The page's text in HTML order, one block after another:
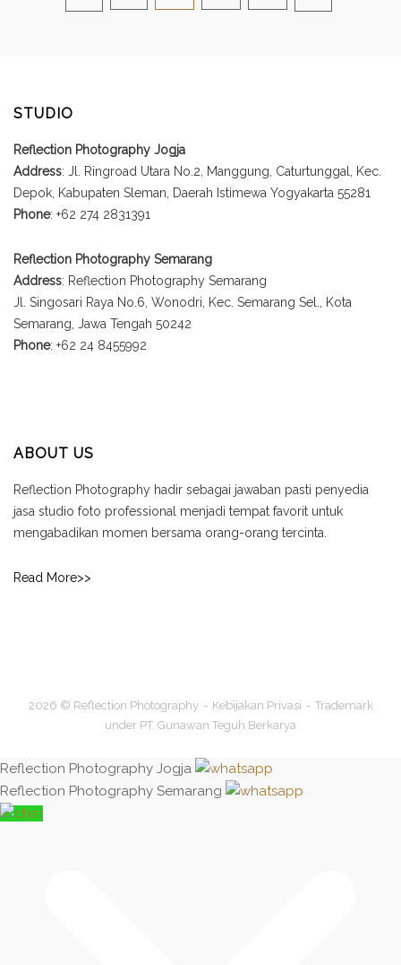
STUDIO
Reflection Photography Jogja
Address: Jl. Ringroad Utara No.2, Manggung, Caturtunggal, Kec.
Depok, Kabupaten Sleman, Daerah Istimewa Yogyakarta 55281
Phone: +62 274 2831391
Reflection Photography Semarang
Address: Reflection Photography Semarang
Jl. Singosari Raya No.6, Wonodri, Kec. Semarang Sel., Kota
Semarang, Jawa Tengah 50242
Phone: +62 24 8455992
ABOUT US
Reflection Photography hadir sebagai jawaban pasti penyedia
jasa studio foto professional menjadi tempat favorit untuk
mengabadikan momen bersama orang-orang tercinta.
Read More>>
2026 © Reflection Photography Kebijakan Privasi
Trademark
under PT. Gunawan Teguh Berkarya
Reflection Photography Jogja
Reflection Photography Semarang